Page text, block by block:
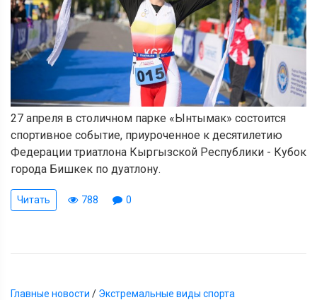
27 апреля в столичном парке «Ынтымак» состоится
спортивное событие, приуроченное к десятилетию
Федерации триатлона Кыргызской Республики - Кубок
города Бишкек по дуатлону.
Читать 788 0
Главные новости / Экстремальные виды спорта